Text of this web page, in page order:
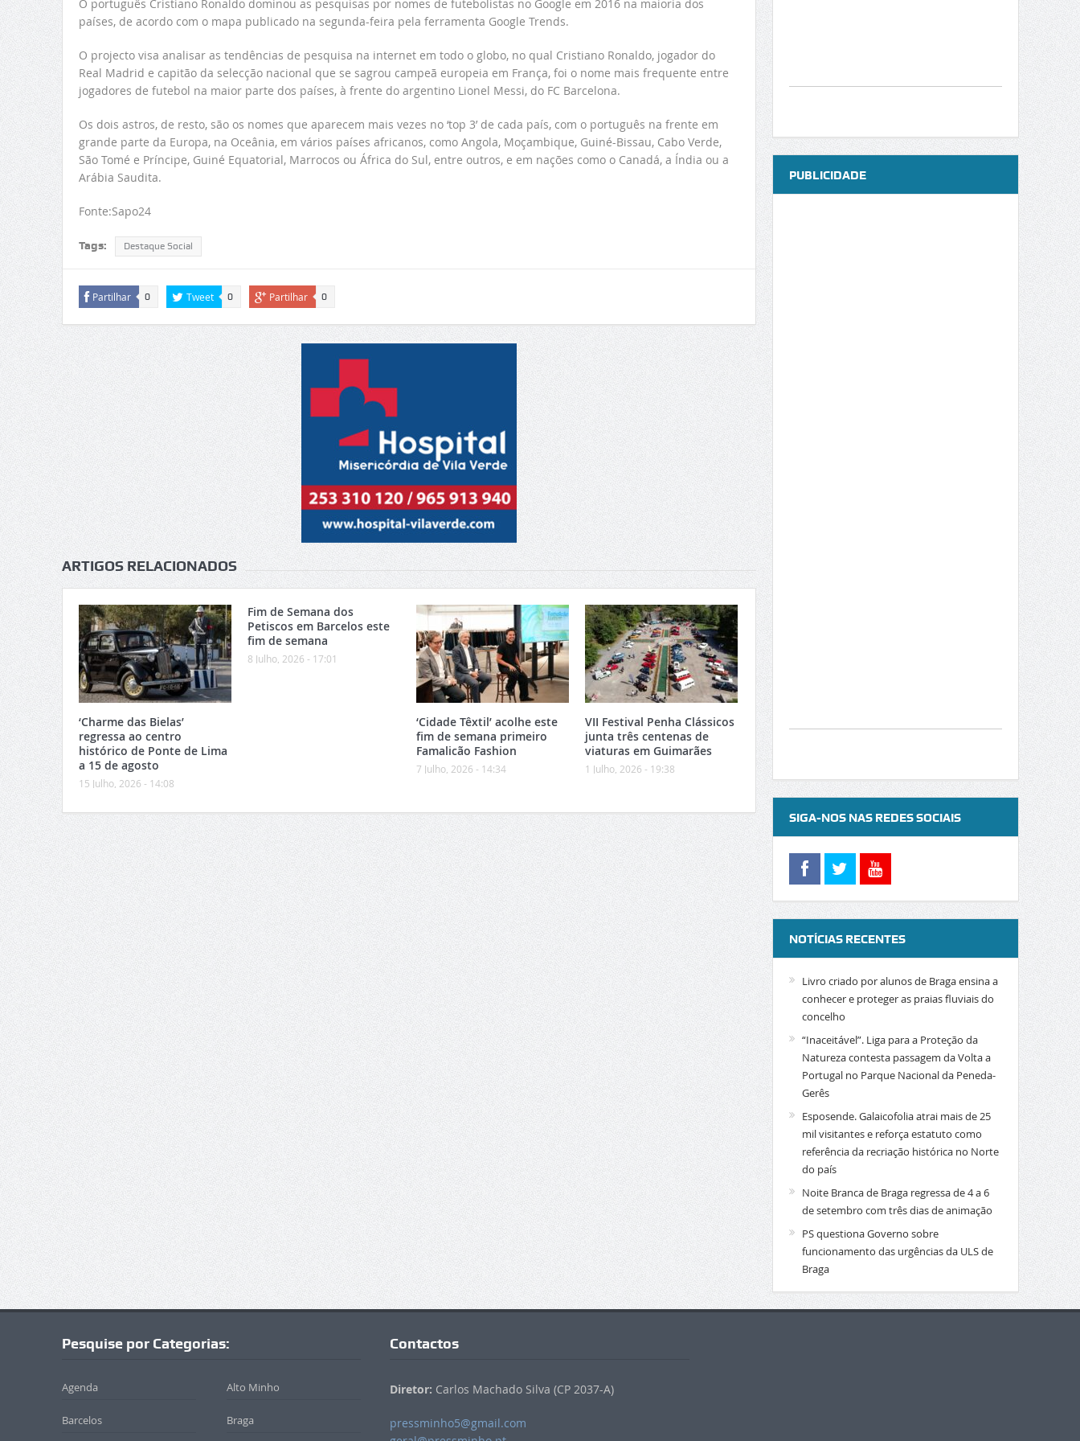
O português Cristiano Ronaldo dominou as pesquisas por nomes de futebolistas no Google em 2016 na maioria dos
países, de acordo com o mapa publicado na segunda-feira pela ferramenta Google Trends.
O projecto visa analisar as tendências de pesquisa na internet em todo o globo, no qual Cristiano Ronaldo, jogador do
Real Madrid e capitão da selecção nacional que se sagrou campeã europeia em França, foi o nome mais frequente entre
jogadores de futebol na maior parte dos países, à frente do argentino Lionel Messi, do FC Barcelona.
Os dois astros, de resto, são os nomes que aparecem mais vezes no ‘top 3’ de cada país, com o português na frente em
grande parte da Europa, na Oceânia, em vários países africanos, como Angola, Moçambique, Guiné-Bissau, Cabo Verde,
São Tomé e Príncipe, Guiné Equatorial, Marrocos ou África do Sul, entre outros, e em nações como o Canadá, a Índia ou a
Arábia Saudita.
Fonte:Sapo24
Tags: Destaque Social
Partilhar 0 Tweet 0 Partilhar 0
ARTIGOS RELACIONADOS
‘Charme das Bielas’
regressa ao centro
histórico de Ponte de Lima
a 15 de agosto
15 Julho, 2026 - 14:08
Fim de Semana dos
Petiscos em Barcelos este
fim de semana
8 Julho, 2026 - 17:01
‘Cidade Têxtil’ acolhe este
fim de semana primeiro
Famalicão Fashion
7 Julho, 2026 - 14:34
VII Festival Penha Clássicos
junta três centenas de
viaturas em Guimarães
1 Julho, 2026 - 19:38
PUBLICIDADE
SIGA-NOS NAS REDES SOCIAIS
NOTÍCIAS RECENTES
Livro criado por alunos de Braga ensina a
conhecer e proteger as praias fluviais do
concelho
“Inaceitável”. Liga para a Proteção da
Natureza contesta passagem da Volta a
Portugal no Parque Nacional da Peneda-
Gerês
Esposende. Galaicofolia atrai mais de 25
mil visitantes e reforça estatuto como
referência da recriação histórica no Norte
do país
Noite Branca de Braga regressa de 4 a 6
de setembro com três dias de animação
PS questiona Governo sobre
funcionamento das urgências da ULS de
Braga
Pesquise por Categorias:
Agenda Alto Minho
Barcelos Braga
Contactos
Diretor: Carlos Machado Silva (CP 2037-A)
pressminho5@gmail.com